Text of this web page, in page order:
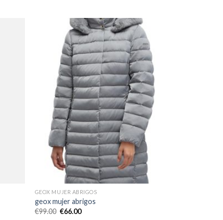
GEOX MUJER ABRIGOS
geox mujer abrigos
€99.00 €66.00